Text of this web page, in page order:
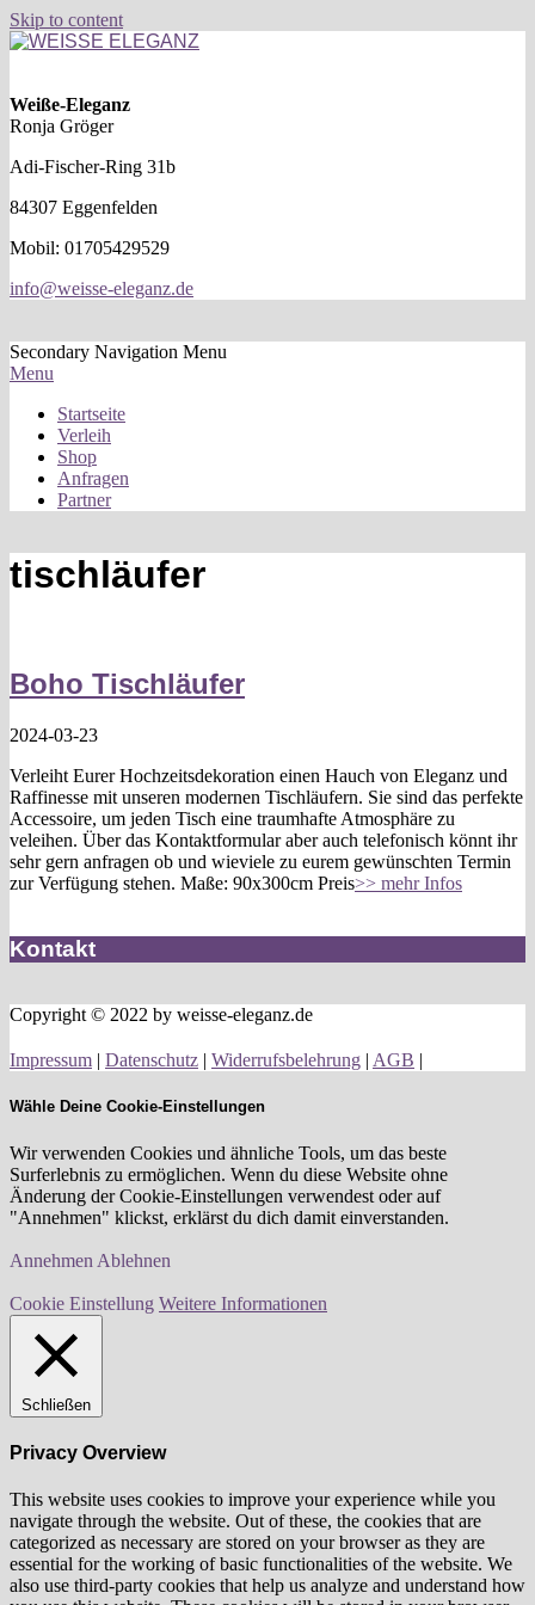
Skip to content
Weiße-Eleganz
Ronja Gröger
Adi-Fischer-Ring 31b
84307 Eggenfelden
Mobil: 01705429529
info@weisse-eleganz.de
Secondary Navigation Menu
Menu
Startseite
Verleih
Shop
Anfragen
Partner
tischläufer
Boho Tischläufer
2024-03-23
Verleiht Eurer Hochzeitsdekoration einen Hauch von Eleganz und
Raffinesse mit unseren modernen Tischläufern. Sie sind das perfekte
Accessoire, um jeden Tisch eine traumhafte Atmosphäre zu
veleihen. Über das Kontaktformular aber auch telefonisch könnt ihr
sehr gern anfragen ob und wieviele zu eurem gewünschten Termin
zur Verfügung stehen. Maße: 90x300cm Preis>> mehr Infos
Kontakt
Copyright © 2022 by weisse-eleganz.de
Impressum | Datenschutz | Widerrufsbelehrung | AGB |
Wähle Deine Cookie-Einstellungen
Wir verwenden Cookies und ähnliche Tools, um das beste
Surferlebnis zu ermöglichen. Wenn du diese Website ohne
Änderung der Cookie-Einstellungen verwendest oder auf
"Annehmen" klickst, erklärst du dich damit einverstanden.
Annehmen Ablehnen
Cookie Einstellung Weitere Informationen
Schließen
Privacy Overview
This website uses cookies to improve your experience while you
navigate through the website. Out of these, the cookies that are
categorized as necessary are stored on your browser as they are
essential for the working of basic functionalities of the website. We
also use third-party cookies that help us analyze and understand how